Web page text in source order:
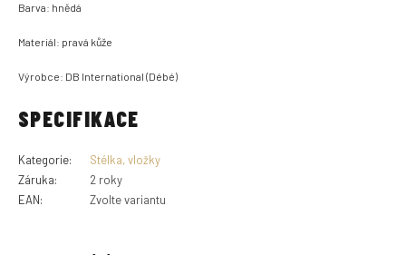
Barva: hnědá
Materiál: pravá kůže
Výrobce: DB International (Débé)
SPECIFIKACE
Kategorie:
Stélka, vložky
Záruka:
2 roky
EAN: Zvolte variantu